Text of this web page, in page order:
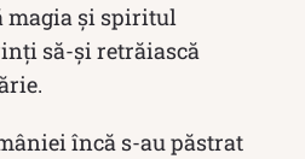
magia și spiritul
să-și retrăiască
încă s-au păstrat